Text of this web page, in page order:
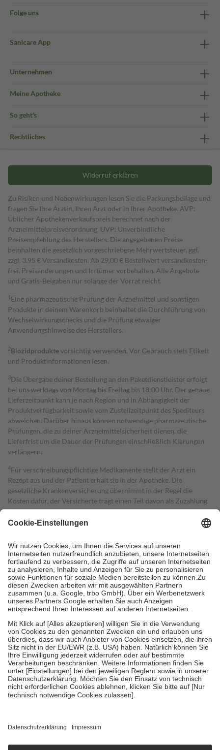
Folge uns
Sanicare App
Unternehmen
Meine Apotheke
So geht's
Rechtliches
Widerruf erklären
Zu Risiken und Nebenwirkungen lesen Sie die Packungsbeilage und
fragen Sie Ihre Ärztin, Ihren Arzt oder in Ihrer Apotheke. AVP:
Üblicher Apothekenverkaufspreis berechnet nach der
Arzneimittelpreisverordnung. UVP: Unverbindliche
Preisempfehlung des Herstellers. Die angegebenen Preise
beinhalten die gesetzlich vorgeschriebene Mehrwertsteuer, ggf.
zzgl. 3,95 € Versandkosten. Ab 29,00 € Bestell­wert versand­kosten­
frei. Preisänderungen und Irrtümer vorbehalten. Alle Angebote
und Gratis-Beigaben nur solange der Vorrat reicht.
1 Eine pharmazeutische Prüfung der Arzneimittel und sonstigen
Produkte in deinem Warenkorb beinhaltet die Durchführung von
Wechselwirkungschecks und die Prüfung etwaiger
Anwendungshinweise des Herstellers.
2Biozidproduktevorsichtig verwenden. Vor Gebrauch stets Etikett
und Produktinformationen lesen.
3Die Übergabe deiner Bestellung an den Paketdienstleister erfolgt
bei uns werktags von Montag bis Freitag bis 18:00 Uhr. Der genaue
Lieferzeitpunkt kann je nach Region und in Abhängigkeit der
Produktverfügbarkeit sowie vom Zustellzeitpunkt des Spediteurs
abweichen. Darüber hinaus können notwendige pharmazeutische
Prüfungen, die zu deiner Arzneimittelsicherheit dienen, die
Lieferfrist um die Dauer der Prüfungen einschließlich Klärungen
verlängern.
4Für verschreibungspflichtige Medikamente stellt der Arzt ein
Rezept aus und der Patient erhält sie in der Apotheke. Die
gesetzliche Krankenversicherung übernimmt in der Regel die
Kosten dafür, der Versicherte trägt einen Teil davon als Zuzahlung
mit.
Grundsätzlich leisten Mitglieder Zuzahlungen in Höhe von zehn
höchstens zehn Euro.
Es sind jedoch nie mehr als die tatsächlichen
Kosten der Leistung zu entrichten.
Diese Regeln gelten grundsätzlich auch für Online-Apotheken.
Bei Heilmitteln und häuslicher Krankenpflege beträgt die
Zuzahlung zehn Prozent der Kosten sowie zehn Euro je
Verordnung.
Um das Engagement der Versicherten für ihre eigene Gesundheit zu
stärken und die besondere Stellung der Familie zu unterstützen,
fallenkeine Zuzahlungenan bei:
• Kindern und Jugendlichen bis zum vollendeten 18. Lebensjahr
mit Ausnahme der Fahrkosten
• Untersuchungen zur Vorsorge und Früherkennung, die von der
GKV getragen werden
• empfohlenen Schutzimpfungen
• Harn- und Blutteststreifen
getroffen, um sicherzustellen, dass es sich um echte Bewertungen
https://help.etrusted.com/hc/de/articles/4419944605341